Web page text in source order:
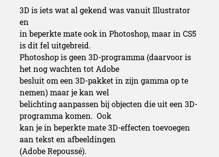
3D is iets wat al gekend was vanuit Illustrator
en
in beperkte mate ook in Photoshop, maar in CS5
is dit fel uitgebreid.
Photoshop is geen 3D-programma (daarvoor is
het nog wachten tot Adobe
besluit om een 3D-pakket in zijn gamma op te
nemen) maar je kan wel
belichting aanpassen bij objecten die uit een 3D-
programma komen. Ook
kan je in beperkte mate 3D-effecten toevoegen
aan tekst en afbeeldingen
(Adobe Repoussé).